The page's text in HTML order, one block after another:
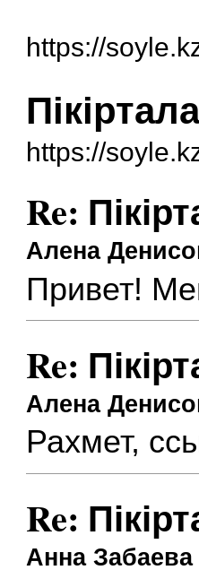
https://
https://
Re:
Алена
Привет!
Re:
Алена
Рахмет,
Re:
Анна Забаева